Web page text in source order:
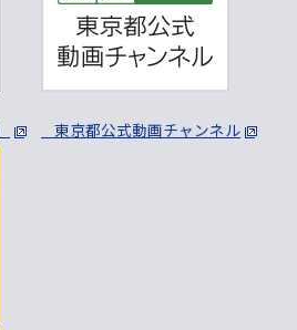
東京都公式動画チャンネル